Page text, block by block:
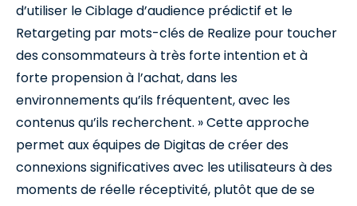
d’utiliser le Ciblage d’audience prédictif et le
Retargeting par mots-clés de Realize pour toucher
des consommateurs à très forte intention et à
forte propension à l’achat, dans les
environnements qu’ils fréquentent, avec les
contenus qu’ils recherchent. » Cette approche
permet aux équipes de Digitas de créer des
connexions significatives avec les utilisateurs à des
moments de réelle réceptivité, plutôt que de se